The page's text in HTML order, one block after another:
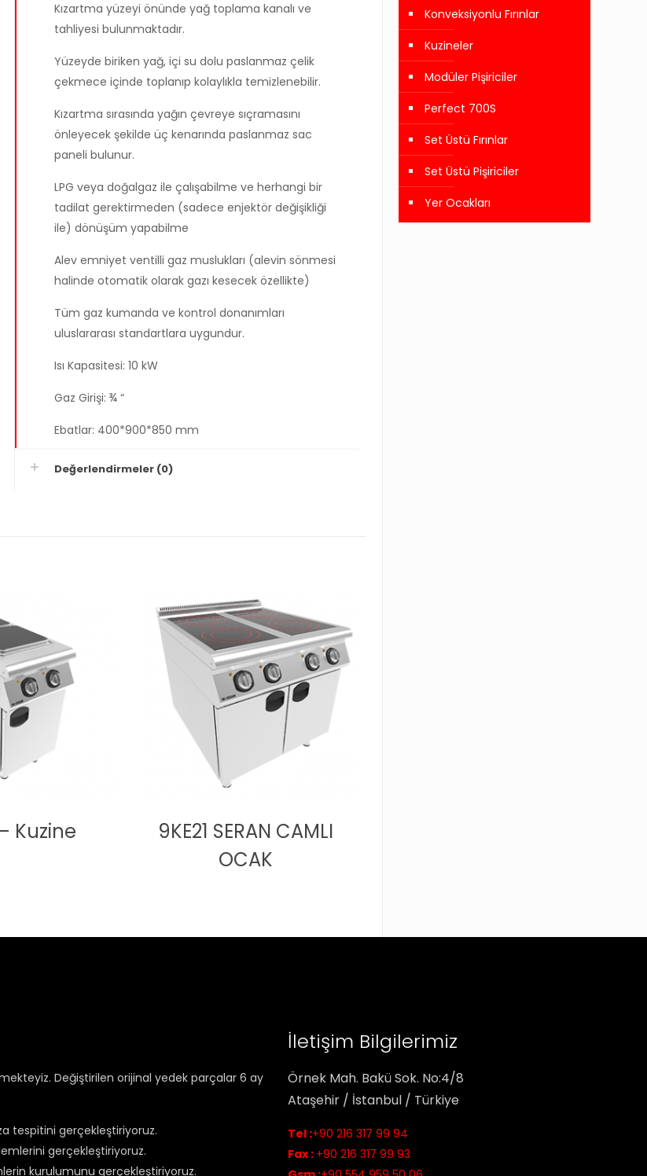
Kızartma yüzeyi önünde yağ toplama kanalı ve
tahliyesi bulunmaktadır.
Yüzeyde biriken yağ, içi su dolu paslanmaz çelik
çekmece içinde toplanıp kolaylıkla temizlenebilir.
Kızartma sırasında yağın çevreye sıçramasını
önleyecek şekilde üç kenarında paslanmaz sac
paneli bulunur.
LPG veya doğalgaz ile çalışabilme ve herhangi bir
tadilat gerektirmeden (sadece enjektör değişikliği
ile) dönüşüm yapabilme
Alev emniyet ventilli gaz muslukları (alevin sönmesi
halinde otomatik olarak gazı kesecek özellikte)
Tüm gaz kumanda ve kontrol donanımları
uluslararası standartlara uygundur.
Isı Kapasitesi: 10 kW
Gaz Girişi: ¾ “
Ebatlar: 400*900*850 mm
Değerlendirmeler (0)
Kuzine
9KE21 SERAN CAMLI
OCAK
Konveksiyonlu Fırınlar
Kuzineler
Modüler Pişiriciler
Perfect 700S
Set Üstü Fırınlar
Set Üstü Pişiriciler
Yer Ocakları
Değiştirilen orijinal yedek parçalar 6 ay
tespitini gerçekleştiriyoruz.
gerçekleştiriyoruz.
kurulumunu gerçekleştiriyoruz.
İletişim Bilgilerimiz
Örnek Mah. Bakü Sok. No:4/8
Ataşehir / İstanbul / Türkiye
Tel :+90 216 317 99 94
Fax : +90 216 317 99 93